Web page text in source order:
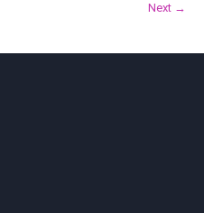
Next →